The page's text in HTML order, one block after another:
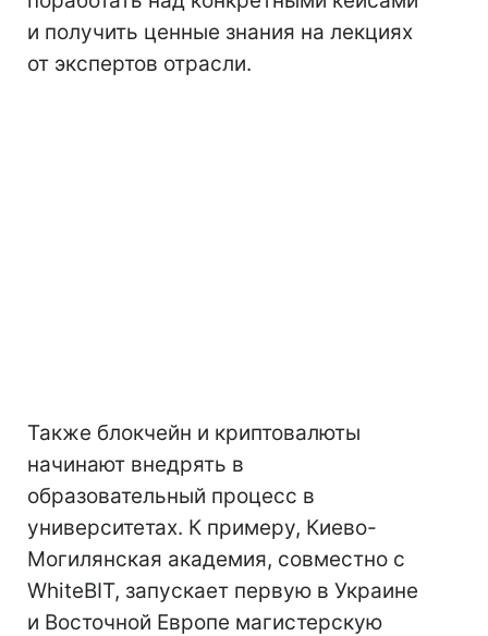
и получить ценные знания на лекциях
от экспертов отрасли.
Также блокчейн и криптовалюты
начинают внедрять в
образовательный процесс в
университетах. К примеру, Киево-
Могилянская академия, совместно с
WhiteBIT, запускает первую в Украине
и Восточной Европе магистерскую